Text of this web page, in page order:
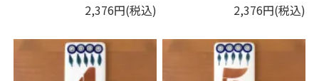
2,376円(税込) 2,376円(税込)